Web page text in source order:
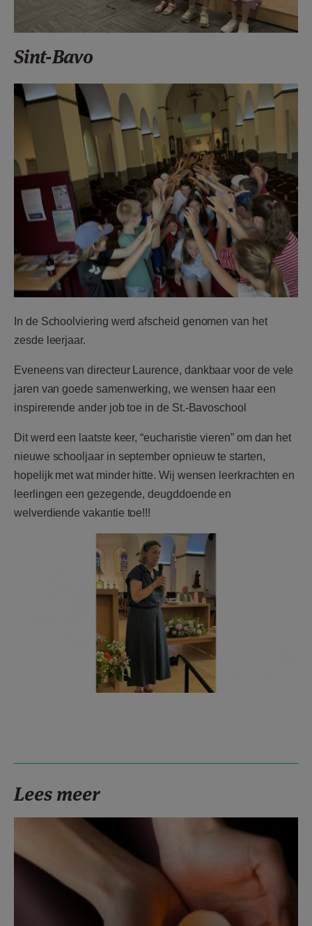
Sint-Bavo
F1213r29.jpeg
In de Schoolviering werd afscheid genomen van het
zesde leerjaar.
Eveneens van directeur Laurence, dankbaar voor de vele
jaren van goede samenwerking, we wensen haar een
inspirerende ander job toe in de St.-Bavoschool
Dit werd een laatste keer, “eucharistie vieren” om dan het
nieuwe schooljaar in september opnieuw te starten,
hopelijk met wat minder hitte. Wij wensen leerkrachten en
leerlingen een gezegende, deugddoende en
welverdiende vakantie toe!!!
slotsbaa.jpg
Lees meer